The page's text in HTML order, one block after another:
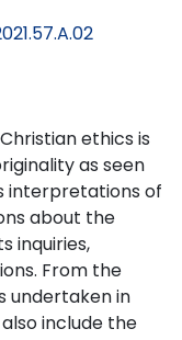
ethics is
as seen
interpretations of
about the
inquiries,
From the
undertaken in
include the